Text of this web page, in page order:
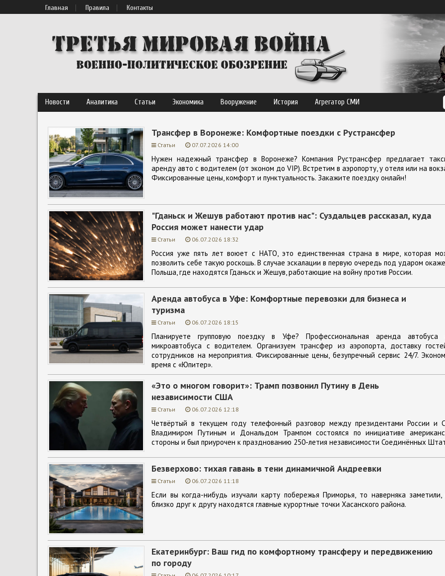
Главная Правила Контакты
Новости Аналитика Статьи Экономика Вооружение История Агрегатор СМИ
Трансфер в Воронеже: Комфортные поездки с Рустрансфер
Статьи 07.07.2026 14:00
Нужен надежный трансфер в Воронеже? Компания Рустрансфер предлагает
аренду авто с водителем (от эконом до VIP). Встретим в аэропорту, у отеля или на
Фиксированные цены, комфорт и пунктуальность. Закажите поездку онлайн!
"Гданьск и Жешув работают против нас": Суздальцев рассказал, куда
Россия может нанести удар
Статьи 06.07.2026 18:32
Россия уже пять лет воюет с НАТО, это единственная страна в мире, которая
позволить себе такую роскошь. В случае эскалации в первую очередь под ударом
Польша, где находятся Гданьск и Жешув, работающие на войну против России.
Аренда автобуса в Уфе: Комфортные перевозки для бизнеса и
туризма
Статьи 06.07.2026 18:15
Планируете групповую поездку в Уфе? Профессиональная аренда автобуса
микроавтобуса с водителем. Организуем трансфер из аэропорта, доставку
сотрудников на мероприятия. Фиксированные цены, безупречный сервис 24/7.
время с «Юпитер».
«Это о многом говорит»: Трамп позвонил Путину в День
независимости США
Статьи 06.07.2026 12:18
Четвёртый в текущем году телефонный разговор между президентами России и
Владимиром Путиным и Дональдом Трампом состоялся по инициативе
стороны и был приурочен к празднованию 250-летия независимости Соединённых
Безверхово: тихая гавань в тени динамичной Андреевки
Статьи 06.07.2026 11:18
Если вы когда-нибудь изучали карту побережья Приморья, то наверняка заметили,
близко друг к другу находятся главные курортные точки Хасанского района.
Екатеринбург: Ваш гид по комфортному трансферу и передвижению
по городу